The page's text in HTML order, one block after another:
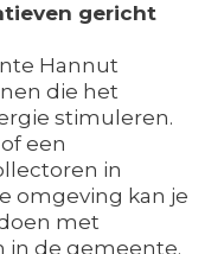
gericht
Hannut
die het
stimuleren.
een
in
omgeving kan je
met
in de gemeente.